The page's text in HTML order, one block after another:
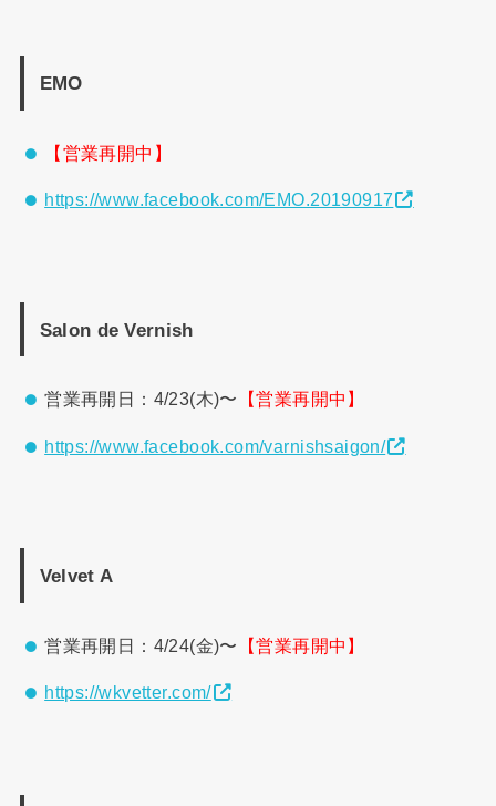
EMO
【営業再開中】
https://www.facebook.com/EMO.20190917
Salon de Vernish
営業再開日：4/23(木)〜 【営業再開中】
https://www.facebook.com/varnishsaigon/
Velvet A
営業再開日：4/24(金)〜 【営業再開中】
https://wkvetter.com/